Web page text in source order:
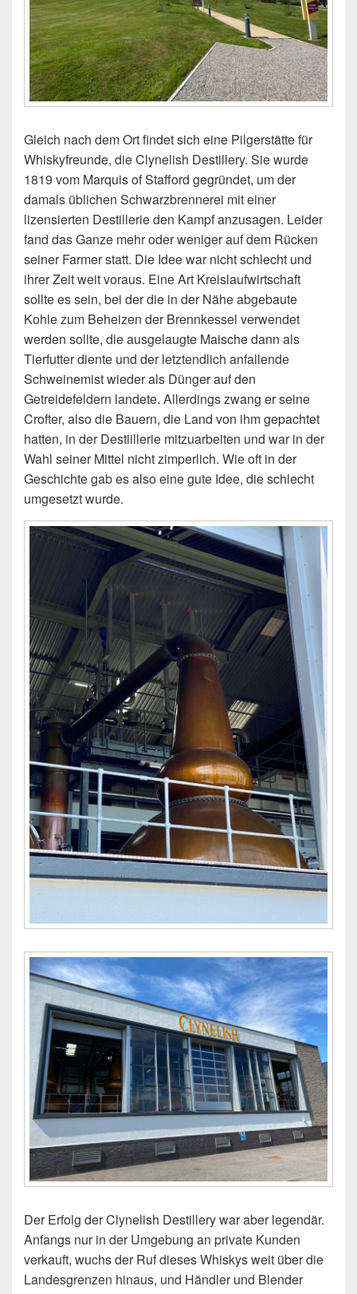
Gleich nach dem Ort findet sich eine Pilgerstätte für
Whiskyfreunde, die Clynelish Destillery. Sie wurde
1819 vom Marquis of Stafford gegründet, um der
damals üblichen Schwarzbrennerei mit einer
lizensierten Destillerie den Kampf anzusagen. Leider
fand das Ganze mehr oder weniger auf dem Rücken
seiner Farmer statt. Die Idee war nicht schlecht und
ihrer Zeit weit voraus. Eine Art Kreislaufwirtschaft
sollte es sein, bei der die in der Nähe abgebaute
Kohle zum Beheizen der Brennkessel verwendet
werden sollte, die ausgelaugte Maische dann als
Tierfutter diente und der letztendlich anfallende
Schweinemist wieder als Dünger auf den
Getreidefeldern landete. Allerdings zwang er seine
Crofter, also die Bauern, die Land von ihm gepachtet
hatten, in der Destiillerie mitzuarbeiten und war in der
Wahl seiner Mittel nicht zimperlich. Wie oft in der
Geschichte gab es also eine gute Idee, die schlecht
umgesetzt wurde.
Der Erfolg der Clynelish Destillery war aber legendär.
Anfangs nur in der Umgebung an private Kunden
verkauft, wuchs der Ruf dieses Whiskys weit über die
Landesgrenzen hinaus, und Händler und Blender